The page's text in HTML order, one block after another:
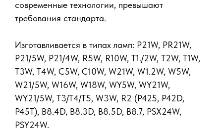
современные технологии, превышают
требования стандарта.
Изготавливается в типах ламп: P21W, PR21W,
P21/5W, P21/4W, R5W, R10W, T1./2W, T2W, T1W,
T3W, T4W, C5W, C10W, W21W, W1.2W, W5W,
W21/5W, W16W, W18W, WY5W, WY21W,
WY21/5W, T3/T4/T5, W3W, R2 (P425, P42D,
P45T), B8.4D, B8.3D, B8.5D, B8.7, PSX24W,
PSY24W.